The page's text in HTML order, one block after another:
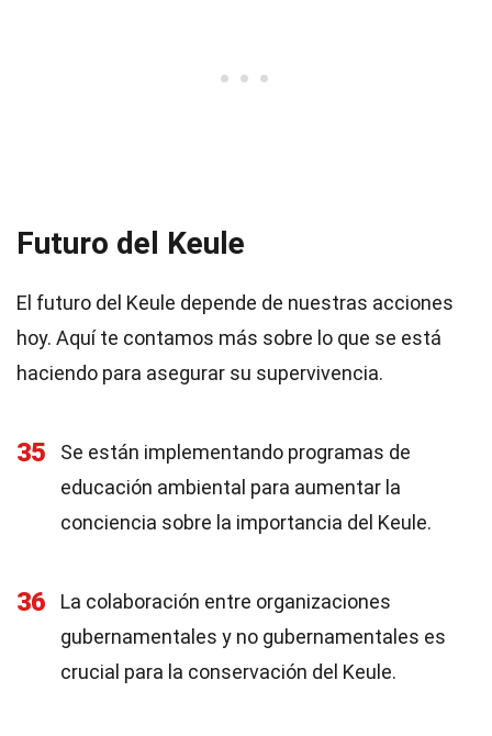
Futuro del Keule
El futuro del Keule depende de nuestras acciones
hoy. Aquí te contamos más sobre lo que se está
haciendo para asegurar su supervivencia.
35
Se están implementando programas de
educación ambiental para aumentar la
conciencia sobre la importancia del Keule.
36
La colaboración entre organizaciones
gubernamentales y no gubernamentales es
crucial para la conservación del Keule.